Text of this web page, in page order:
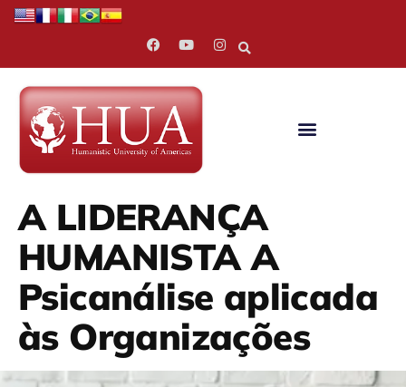
A LIDERANÇA
HUMANISTA A
Psicanálise aplicada
às Organizações